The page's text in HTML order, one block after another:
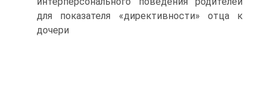
для показателя «директивности» отца к
дочери